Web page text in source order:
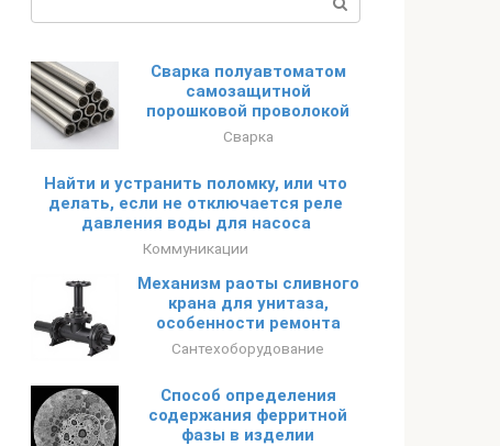
Сварка полуавтоматом
самозащитной
порошковой проволокой
Сварка
Найти и устранить поломку, или что
делать, если не отключается реле
давления воды для насоса
Коммуникации
Механизм раоты сливного
крана для унитаза,
особенности ремонта
Сантехоборудование
Способ определения
содержания ферритной
фазы в изделии